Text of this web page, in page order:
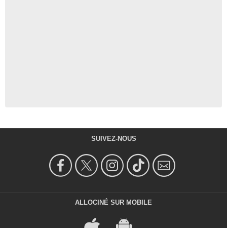
SUIVEZ-NOUS
ALLOCINÉ SUR MOBILE